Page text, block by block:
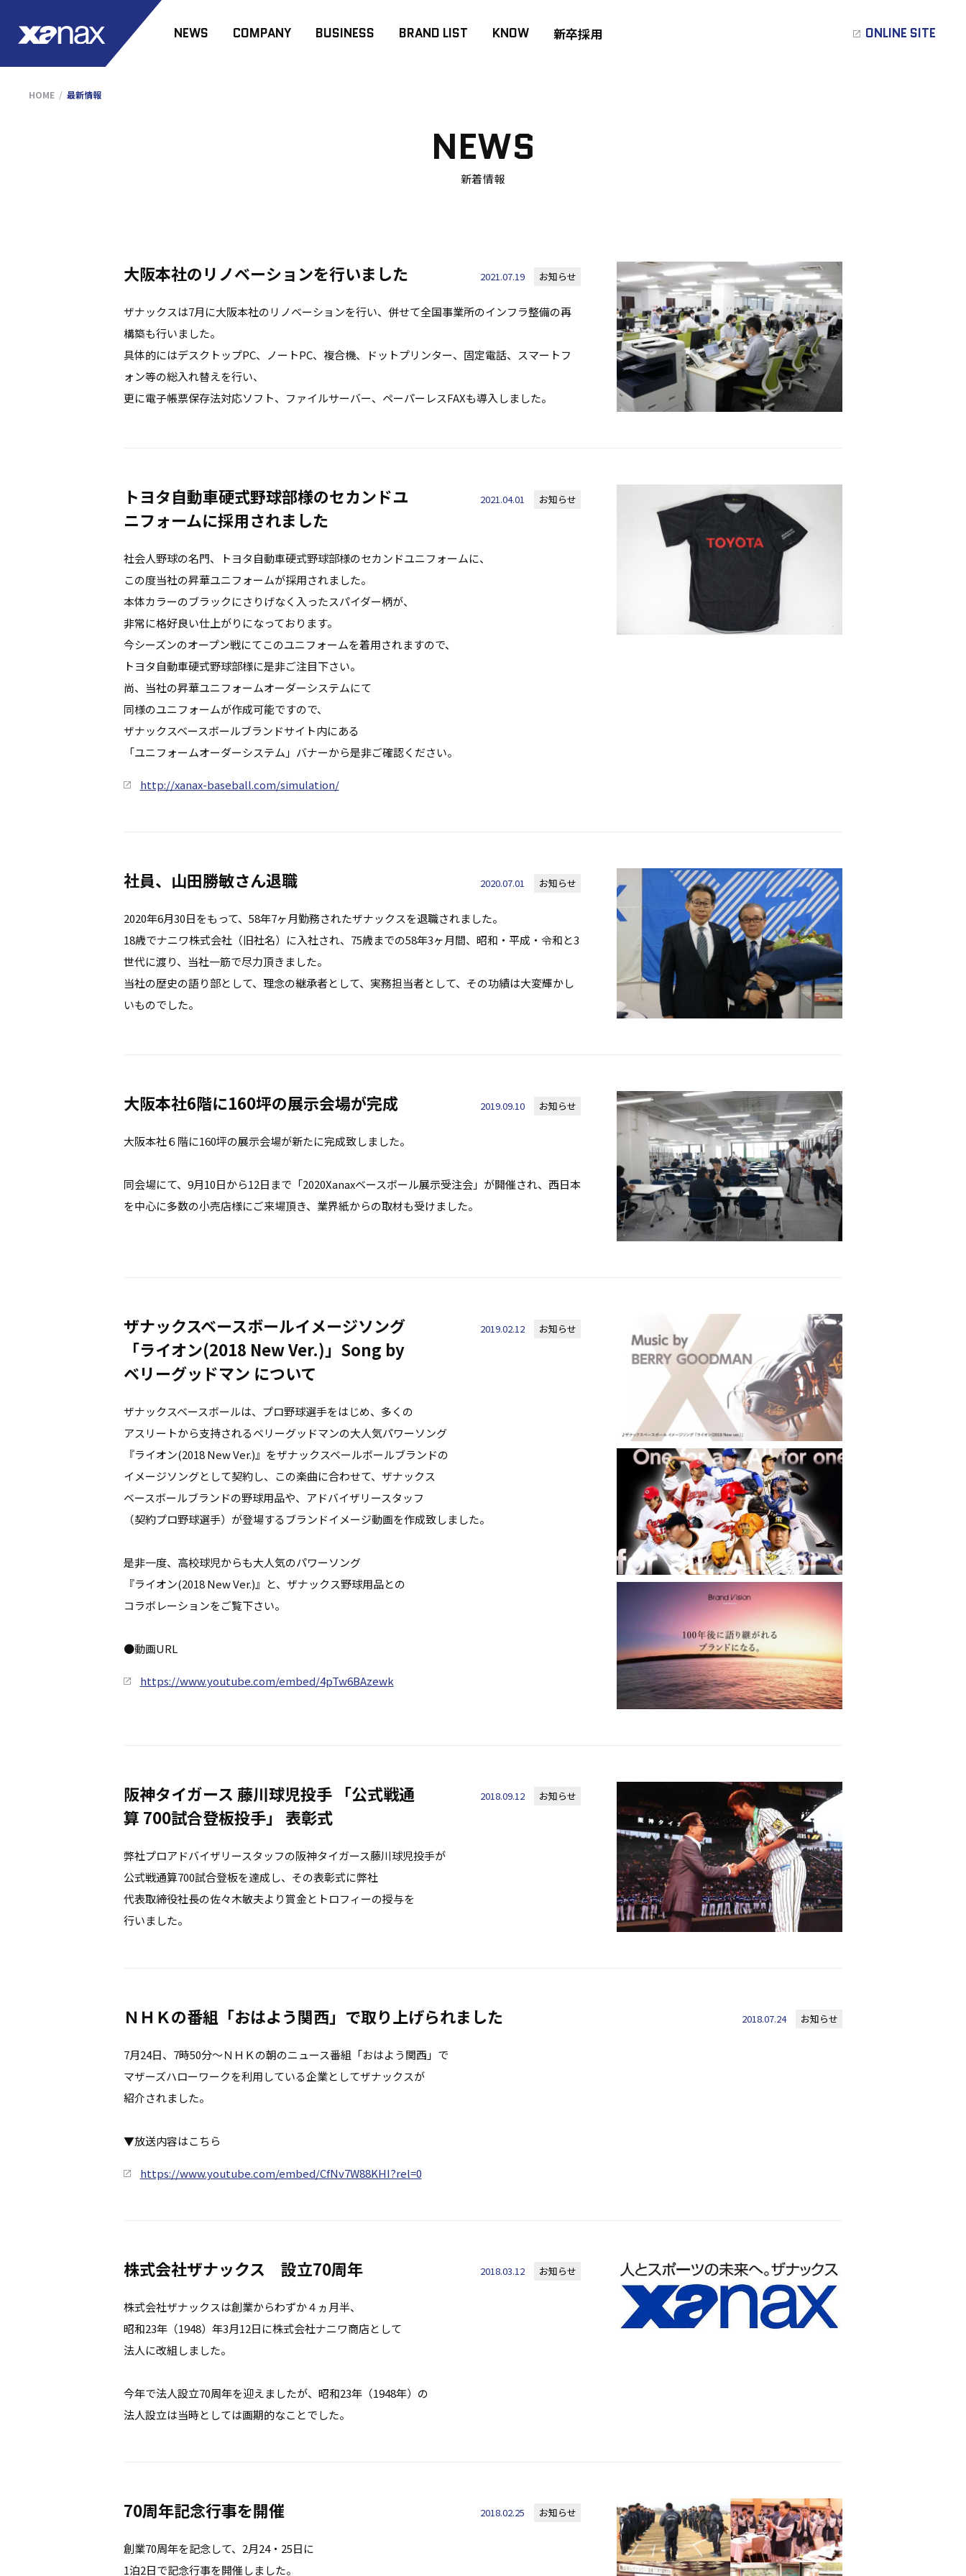
NEWS COMPANY BUSINESS BRAND LIST KNOW 新卒採用 ONLINE SITE
HOME 最新情報
NEWS
新着情報
大阪本社のリノベーションを行いました 2021.07.19 お知らせ
ザナックスは7月に大阪本社のリノベーションを行い、併せて全国事業所のインフラ整備の再
構築も行いました。
具体的にはデスクトップPC、ノートPC、複合機、ドットプリンター、固定電話、スマートフ
ォン等の総入れ替えを行い、
更に電子帳票保存法対応ソフト、ファイルサーバー、ペーパーレスFAXも導入しました。
トヨタ自動車硬式野球部様のセカンドユ
ニフォームに採用されました
2021.04.01 お知らせ
社会人野球の名門、トヨタ自動車硬式野球部様のセカンドユニフォームに、
この度当社の昇華ユニフォームが採用されました。
本体カラーのブラックにさりげなく入ったスパイダー柄が、
非常に格好良い仕上がりになっております。
今シーズンのオープン戦にてこのユニフォームを着用されますので、
トヨタ自動車硬式野球部様に是非ご注目下さい。
尚、当社の昇華ユニフォームオーダーシステムにて
同様のユニフォームが作成可能ですので、
ザナックスベースボールブランドサイト内にある
「ユニフォームオーダーシステム」バナーから是非ご確認ください。
http://xanax-baseball.com/simulation/
社員、山田勝敏さん退職 2020.07.01 お知らせ
2020年6月30日をもって、58年7ヶ月勤務されたザナックスを退職されました。
18歳でナニワ株式会社（旧社名）に入社され、75歳までの58年3ヶ月間、昭和・平成・令和と3
世代に渡り、当社一筋で尽力頂きました。
当社の歴史の語り部として、理念の継承者として、実務担当者として、その功績は大変輝かし
いものでした。
大阪本社6階に160坪の展示会場が完成 2019.09.10 お知らせ
大阪本社６階に160坪の展示会場が新たに完成致しました。
同会場にて、9月10日から12日まで「2020Xanaxベースボール展示受注会」が開催され、西日本
を中心に多数の小売店様にご来場頂き、業界紙からの取材も受けました。
ザナックスベースボールイメージソング
「ライオン(2018 New Ver.)」Song by
ベリーグッドマン について
2019.02.12 お知らせ
ザナックスベースボールは、プロ野球選手をはじめ、多くの
アスリートから支持されるベリーグッドマンの大人気パワーソング
『ライオン(2018 New Ver.)』をザナックスベールボールブランドの
イメージソングとして契約し、この楽曲に合わせて、ザナックス
ベースボールブランドの野球用品や、アドバイザリースタッフ
（契約プロ野球選手）が登場するブランドイメージ動画を作成致しました。
是非一度、高校球児からも大人気のパワーソング
『ライオン(2018 New Ver.)』と、ザナックス野球用品との
コラボレーションをご覧下さい。
●動画URL
https://www.youtube.com/embed/4pTw6BAzewk
阪神タイガース 藤川球児投手 「公式戦通
算 700試合登板投手」 表彰式
2018.09.12 お知らせ
弊社プロアドバイザリースタッフの阪神タイガース藤川球児投手が
公式戦通算700試合登板を達成し、その表彰式に弊社
代表取締役社長の佐々木敏夫より賞金とトロフィーの授与を
行いました。
ＮＨＫの番組「おはよう関西」で取り上げられました 2018.07.24 お知らせ
7月24日、7時50分～ＮＨＫの朝のニュース番組「おはよう関西」で
マザーズハローワークを利用している企業としてザナックスが
紹介されました。
▼放送内容はこちら
https://www.youtube.com/embed/CfNv7W88KHI?rel=0
株式会社ザナックス 設立70周年 2018.03.12 お知らせ
株式会社ザナックスは創業からわずか４ヵ月半、
昭和23年（1948）年3月12日に株式会社ナニワ商店として
法人に改組しました。
今年で法人設立70周年を迎えましたが、昭和23年（1948年）の
法人設立は当時としては画期的なことでした。
70周年記念行事を開催 2018.02.25 お知らせ
創業70周年を記念して、2月24・25日に
1泊2日で記念行事を開催しました。